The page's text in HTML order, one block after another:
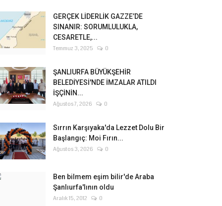
GERÇEK LİDERLİK GAZZE’DE
SINANIR: SORUMLULUKLA,
CESARETLE,...
Temmuz 3, 2025 0
ŞANLIURFA BÜYÜKŞEHİR
BELEDİYESİ'NDE İMZALAR ATILDI
İŞÇİNİN...
Ağustos 7, 2026 0
Sırrın Karşıyaka'da Lezzet Dolu Bir
Başlangıç: Moi Fırın...
Ağustos 3, 2026 0
Ben bilmem eşim bilir'de Araba
Şanlıurfa'lının oldu
Aralık 15, 2012 0